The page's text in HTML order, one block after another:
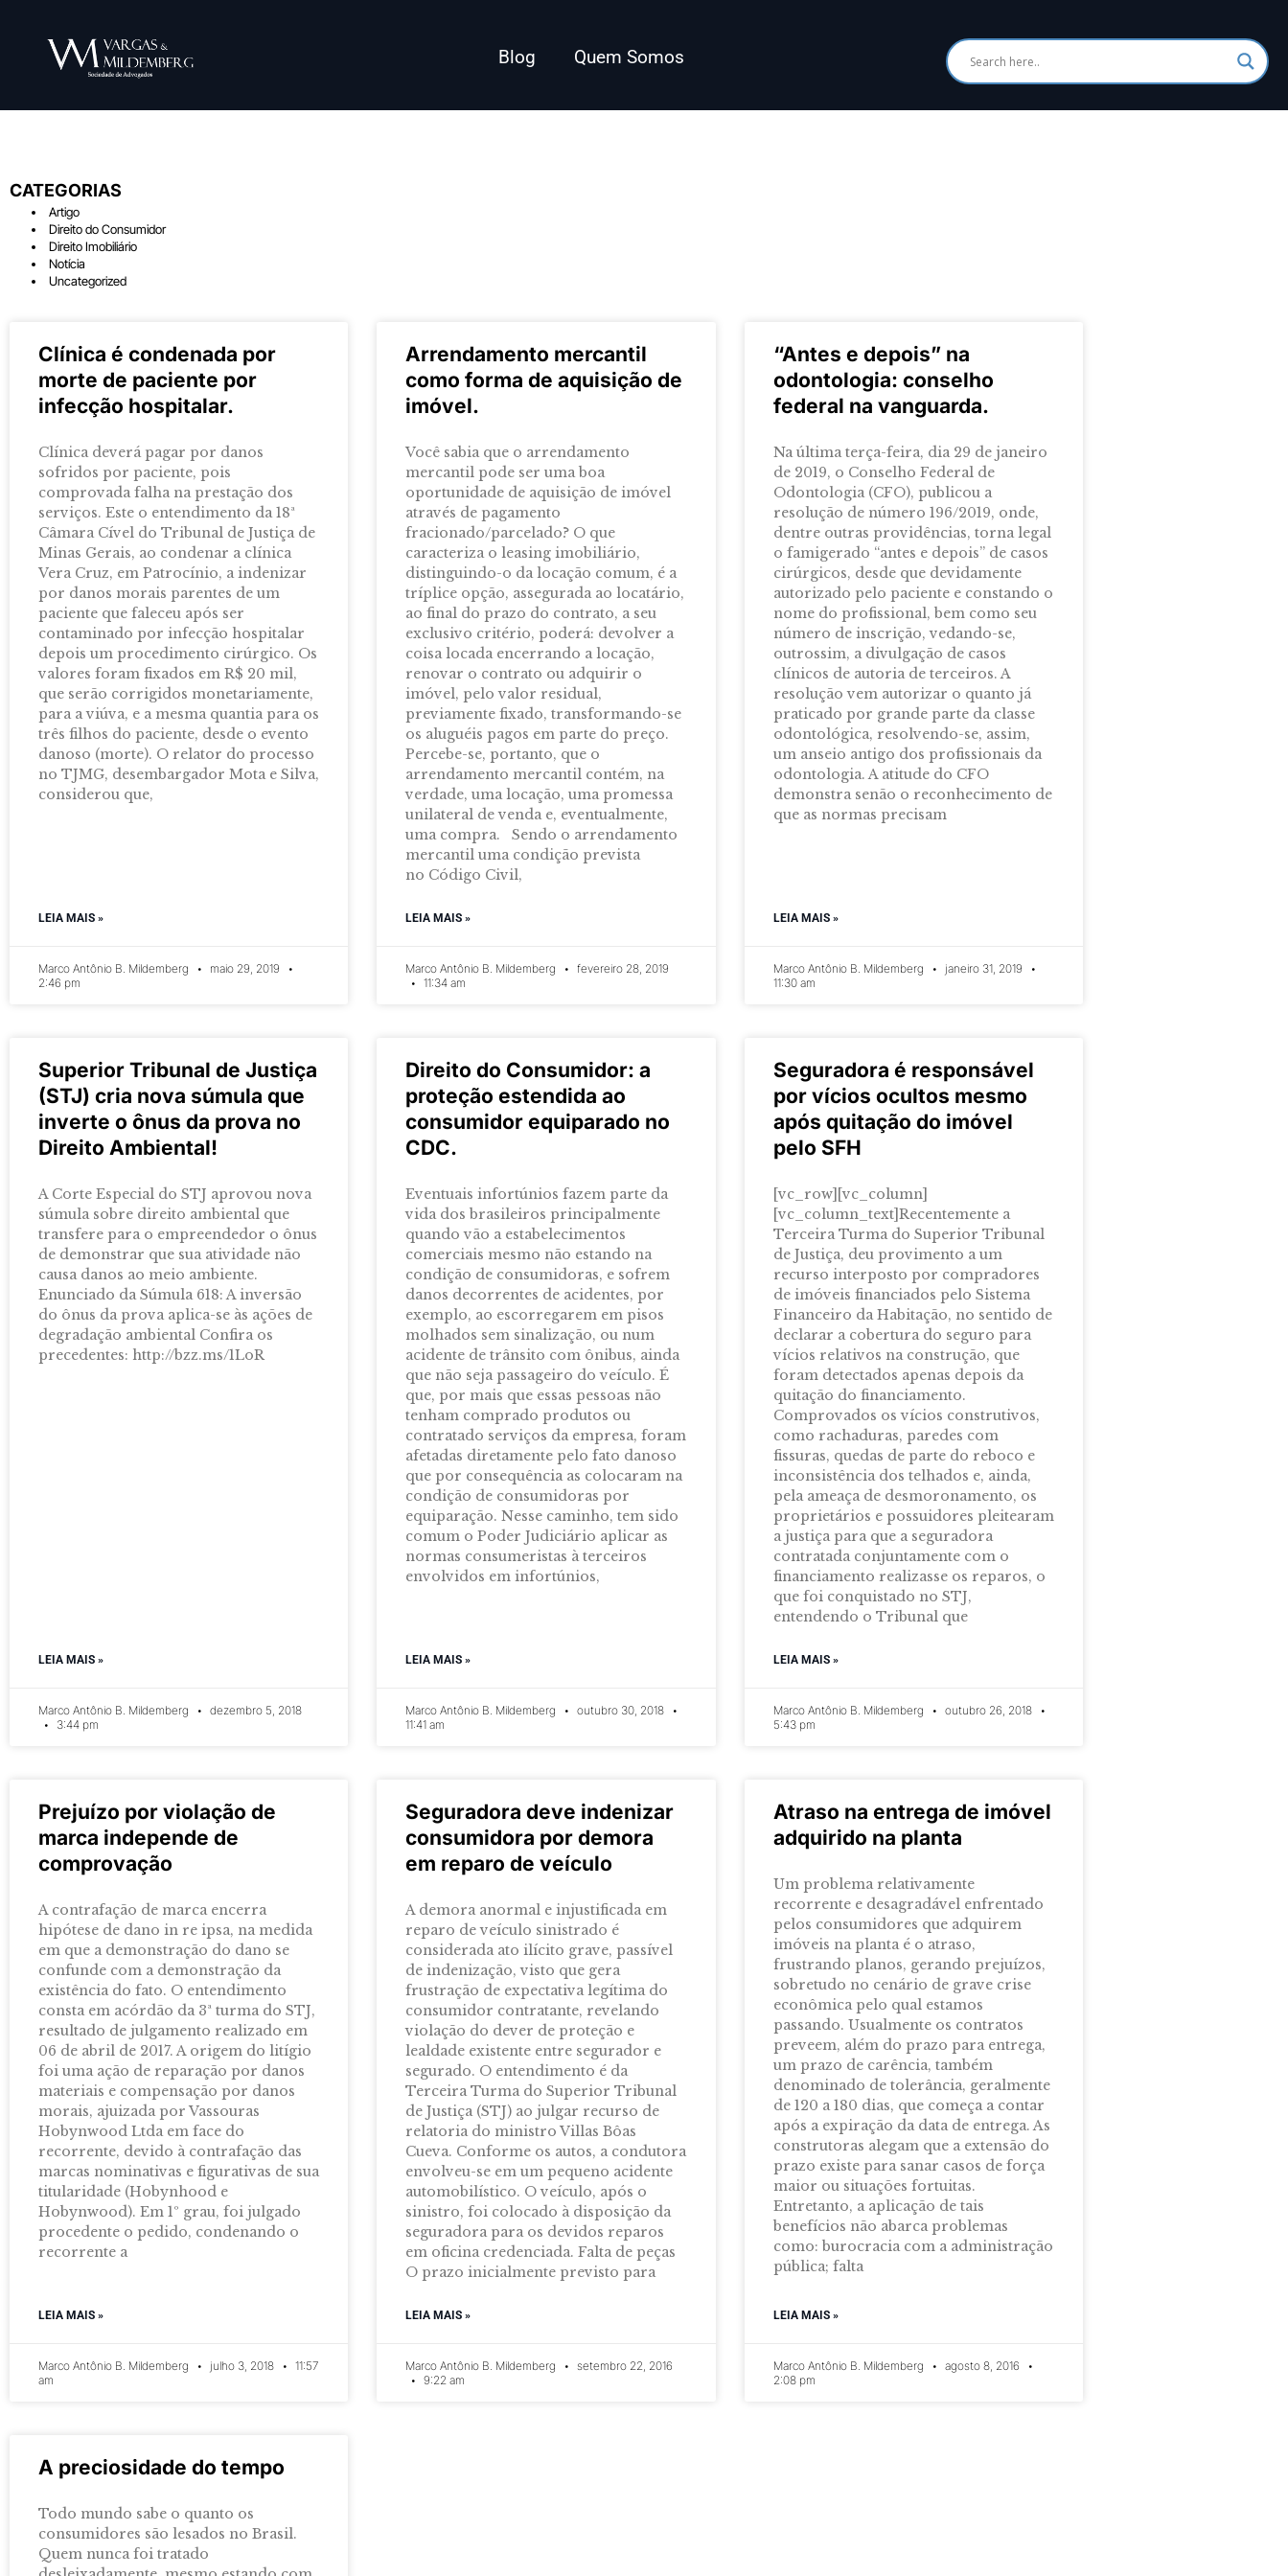
Blog Quem Somos
CATEGORIAS
Artigo
Direito do Consumidor
Direito Imobiliário
Notícia
Uncategorized
Clínica é condenada por
morte de paciente por
infecção hospitalar.
Clínica deverá pagar por danos
sofridos por paciente, pois
comprovada falha na prestação dos
serviços. Este o entendimento da 18ª
Câmara Cível do Tribunal de Justiça de
Minas Gerais, ao condenar a clínica
Vera Cruz, em Patrocínio, a indenizar
por danos morais parentes de um
paciente que faleceu após ser
contaminado por infecção hospitalar
depois um procedimento cirúrgico. Os
valores foram fixados em R$ 20 mil,
que serão corrigidos monetariamente,
para a viúva, e a mesma quantia para os
três filhos do paciente, desde o evento
danoso (morte). O relator do processo
no TJMG, desembargador Mota e Silva,
considerou que,
LEIA MAIS »
Marco Antônio B. Mildemberg
maio 29, 2019
2:46 pm
Arrendamento mercantil
como forma de aquisição de
imóvel.
Você sabia que o arrendamento
mercantil pode ser uma boa
oportunidade de aquisição de imóvel
através de pagamento
fracionado/parcelado? O que
caracteriza o leasing imobiliário,
distinguindo-o da locação comum, é a
tríplice opção, assegurada ao locatário,
ao final do prazo do contrato, a seu
exclusivo critério, poderá: devolver a
coisa locada encerrando a locação,
renovar o contrato ou adquirir o
imóvel, pelo valor residual,
previamente fixado, transformando-se
os aluguéis pagos em parte do preço.
Percebe-se, portanto, que o
arrendamento mercantil contém, na
verdade, uma locação, uma promessa
unilateral de venda e, eventualmente,
uma compra. Sendo o arrendamento
mercantil uma condição prevista
no Código Civil,
LEIA MAIS »
Marco Antônio B. Mildemberg
fevereiro 28, 2019
11:34 am
“Antes e depois” na
odontologia: conselho
federal na vanguarda.
Na última terça-feira, dia 29 de janeiro
de 2019, o Conselho Federal de
Odontologia (CFO), publicou a
resolução de número 196/2019, onde,
dentre outras providências, torna legal
o famigerado “antes e depois” de casos
cirúrgicos, desde que devidamente
autorizado pelo paciente e constando o
nome do profissional, bem como seu
número de inscrição, vedando-se,
outrossim, a divulgação de casos
clínicos de autoria de terceiros. A
resolução vem autorizar o quanto já
praticado por grande parte da classe
odontológica, resolvendo-se, assim,
um anseio antigo dos profissionais da
odontologia. A atitude do CFO
demonstra senão o reconhecimento de
que as normas precisam
LEIA MAIS »
Marco Antônio B. Mildemberg
janeiro 31, 2019
11:30 am
Superior Tribunal de Justiça
(STJ) cria nova súmula que
inverte o ônus da prova no
Direito Ambiental!
A Corte Especial do STJ aprovou nova
súmula sobre direito ambiental que
transfere para o empreendedor o ônus
de demonstrar que sua atividade não
causa danos ao meio ambiente.
Enunciado da Súmula 618: A inversão
do ônus da prova aplica-se às ações de
degradação ambiental Confira os
precedentes: http://bzz.ms/1LoR
LEIA MAIS »
Marco Antônio B. Mildemberg
dezembro 5, 2018
3:44 pm
Direito do Consumidor: a
proteção estendida ao
consumidor equiparado no
CDC.
Eventuais infortúnios fazem parte da
vida dos brasileiros principalmente
quando vão a estabelecimentos
comerciais mesmo não estando na
condição de consumidoras, e sofrem
danos decorrentes de acidentes, por
exemplo, ao escorregarem em pisos
molhados sem sinalização, ou num
acidente de trânsito com ônibus, ainda
que não seja passageiro do veículo. É
que, por mais que essas pessoas não
tenham comprado produtos ou
contratado serviços da empresa, foram
afetadas diretamente pelo fato danoso
que por consequência as colocaram na
condição de consumidoras por
equiparação. Nesse caminho, tem sido
comum o Poder Judiciário aplicar as
normas consumeristas à terceiros
envolvidos em infortúnios,
LEIA MAIS »
Marco Antônio B. Mildemberg
outubro 30, 2018
11:41 am
Seguradora é responsável
por vícios ocultos mesmo
após quitação do imóvel
pelo SFH
[vc_row][vc_column]
[vc_column_text]Recentemente a
Terceira Turma do Superior Tribunal
de Justiça, deu provimento a um
recurso interposto por compradores
de imóveis financiados pelo Sistema
Financeiro da Habitação, no sentido de
declarar a cobertura do seguro para
vícios relativos na construção, que
foram detectados apenas depois da
quitação do financiamento.
Comprovados os vícios construtivos,
como rachaduras, paredes com
fissuras, quedas de parte do reboco e
inconsistência dos telhados e, ainda,
pela ameaça de desmoronamento, os
proprietários e possuidores pleitearam
a justiça para que a seguradora
contratada conjuntamente com o
financiamento realizasse os reparos, o
que foi conquistado no STJ,
entendendo o Tribunal que
LEIA MAIS »
Marco Antônio B. Mildemberg
outubro 26, 2018
5:43 pm
Prejuízo por violação de
marca independe de
comprovação
A contrafação de marca encerra
hipótese de dano in re ipsa, na medida
em que a demonstração do dano se
confunde com a demonstração da
existência do fato. O entendimento
consta em acórdão da 3ª turma do STJ,
resultado de julgamento realizado em
06 de abril de 2017. A origem do litígio
foi uma ação de reparação por danos
materiais e compensação por danos
morais, ajuizada por Vassouras
Hobynwood Ltda em face do
recorrente, devido à contrafação das
marcas nominativas e figurativas de sua
titularidade (Hobynhood e
Hobynwood). Em 1º grau, foi julgado
procedente o pedido, condenando o
recorrente a
LEIA MAIS »
Marco Antônio B. Mildemberg julho 3, 2018
11:57
am
Seguradora deve indenizar
consumidora por demora
em reparo de veículo
A demora anormal e injustificada em
reparo de veículo sinistrado é
considerada ato ilícito grave, passível
de indenização, visto que gera
frustração de expectativa legítima do
consumidor contratante, revelando
violação do dever de proteção e
lealdade existente entre segurador e
segurado. O entendimento é da
Terceira Turma do Superior Tribunal
de Justiça (STJ) ao julgar recurso de
relatoria do ministro Villas Bôas
Cueva. Conforme os autos, a condutora
envolveu-se em um pequeno acidente
automobilístico. O veículo, após o
sinistro, foi colocado à disposição da
seguradora para os devidos reparos
em oficina credenciada. Falta de peças
O prazo inicialmente previsto para
LEIA MAIS »
Marco Antônio B. Mildemberg
setembro 22, 2016
9:22 am
Atraso na entrega de imóvel
adquirido na planta
Um problema relativamente
recorrente e desagradável enfrentado
pelos consumidores que adquirem
imóveis na planta é o atraso,
frustrando planos, gerando prejuízos,
sobretudo no cenário de grave crise
econômica pelo qual estamos
passando. Usualmente os contratos
preveem, além do prazo para entrega,
um prazo de carência, também
denominado de tolerância, geralmente
de 120 a 180 dias, que começa a contar
após a expiração da data de entrega. As
construtoras alegam que a extensão do
prazo existe para sanar casos de força
maior ou situações fortuitas.
Entretanto, a aplicação de tais
benefícios não abarca problemas
como: burocracia com a administração
pública; falta
LEIA MAIS »
Marco Antônio B. Mildemberg
agosto 8, 2016
2:08 pm
A preciosidade do tempo
Todo mundo sabe o quanto os
consumidores são lesados no Brasil.
Quem nunca foi tratado